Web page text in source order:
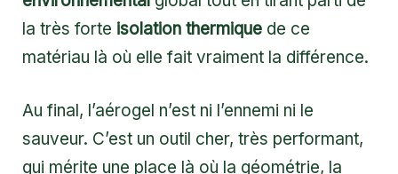
la très forte isolation thermique de ce
matériau là où elle fait vraiment la différence.
Au final, l’aérogel n’est ni l’ennemi ni le
sauveur. C’est un outil cher, très performant,
qui mérite une place là où la géométrie, la